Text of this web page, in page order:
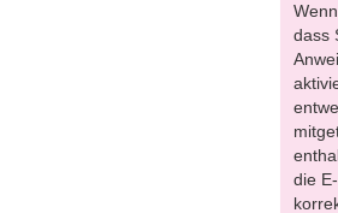
dass
die